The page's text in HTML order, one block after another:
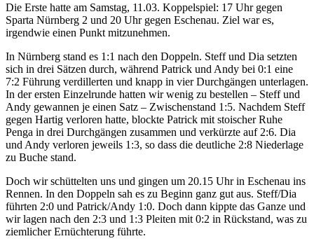
Die Erste hatte am Samstag, 11.03. Koppelspiel: 17 Uhr gegen
Sparta Nürnberg 2 und 20 Uhr gegen Eschenau. Ziel war es,
irgendwie einen Punkt mitzunehmen.
In Nürnberg stand es 1:1 nach den Doppeln. Steff und Dia setzten
sich in drei Sätzen durch, während Patrick und Andy bei 0:1 eine
7:2 Führung verdillerten und knapp in vier Durchgängen unterlagen.
In der ersten Einzelrunde hatten wir wenig zu bestellen – Steff und
Andy gewannen je einen Satz – Zwischenstand 1:5. Nachdem Steff
gegen Hartig verloren hatte, blockte Patrick mit stoischer Ruhe
Penga in drei Durchgängen zusammen und verkürzte auf 2:6. Dia
und Andy verloren jeweils 1:3, so dass die deutliche 2:8 Niederlage
zu Buche stand.
Doch wir schüttelten uns und gingen um 20.15 Uhr in Eschenau ins
Rennen. In den Doppeln sah es zu Beginn ganz gut aus. Steff/Dia
führten 2:0 und Patrick/Andy 1:0. Doch dann kippte das Ganze und
wir lagen nach den 2:3 und 1:3 Pleiten mit 0:2 in Rückstand, was zu
ziemlicher Ernüchterung führte.